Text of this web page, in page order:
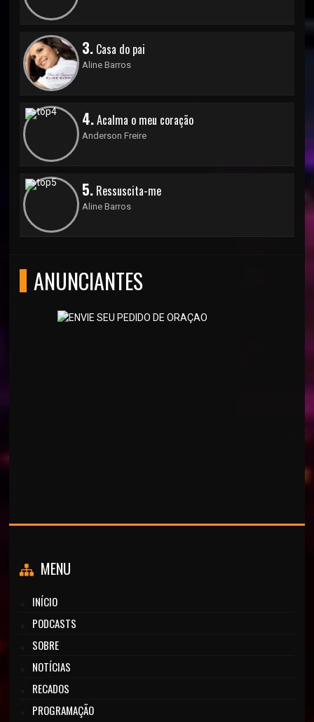
3. Casa do pai
Aline Barros
4.Acalma o meu coração
Anderson Freire
5. Ressuscita-me
Aline Barros
ANUNCIANTES
MENU
INÍCIO
PODCASTS
SOBRE
NOTÍCIAS
RECADOS
PROGRAMAÇÃO